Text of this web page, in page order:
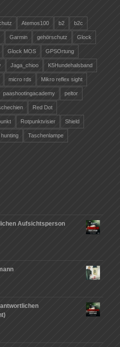
Atemos100 b2 b2c
Garmin gehörschutz Glock
Glock MOS GPSOrtung
Jaga_chioo K5Hundehalsband
micro rds Mikro reflex sight
paashootingacademy peltor
Red Dot
Rotpunktvisier Shield
Taschenlampe
Aufsichtsperson